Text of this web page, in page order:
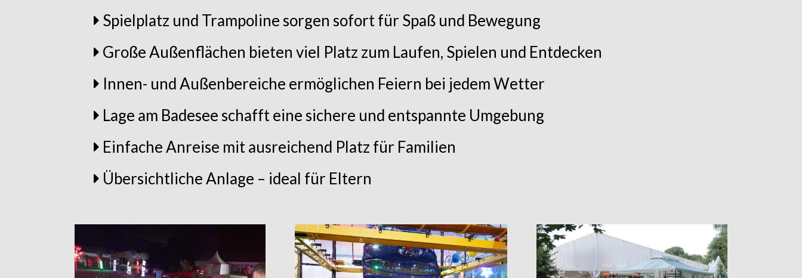
Spielplatz und Trampoline sorgen sofort für Spaß und Bewegung
Große Außenflächen bieten viel Platz zum Laufen, Spielen und Entdecken
Innen- und Außenbereiche ermöglichen Feiern bei jedem Wetter
Lage am Badesee schafft eine sichere und entspannte Umgebung
Einfache Anreise mit ausreichend Platz für Familien
Übersichtliche Anlage – ideal für Eltern